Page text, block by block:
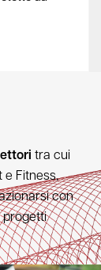
tra cui
e Fitness,
con
progetti